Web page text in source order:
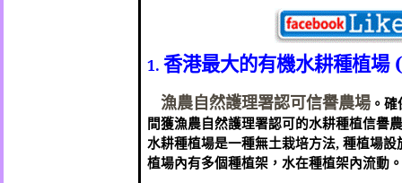
1. 香港最大的有機水耕種植場(
漁農自然護理署認可信譽農場。確
間獲漁農自然護理署認可的水耕種植信譽
水耕種植場是一種無土栽培方法, 種植場設
植場內有多個種植架，水在種植架內流動